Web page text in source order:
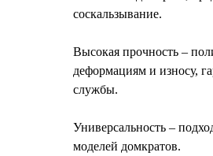
соскальзывание.
Высокая прочность –
деформациям и износу,
службы.
Универсальность –
моделей домкратов.